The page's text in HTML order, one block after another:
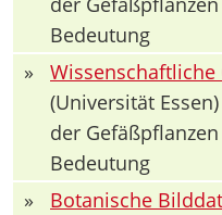
Bedeutung
»
(Universität Essen)
der
Bedeutung
»
Botanische